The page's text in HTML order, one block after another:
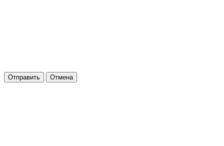
Отправить Отмена